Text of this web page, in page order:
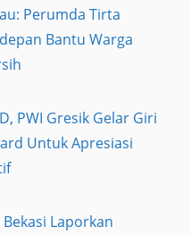
Perumda Tirta
Bantu Warga
PWI Gresik Gelar Giri
Untuk Apresiasi
Laporkan